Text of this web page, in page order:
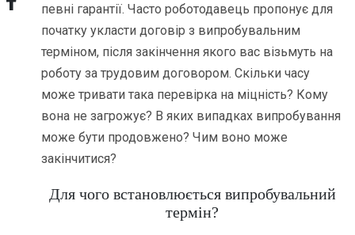
певні гарантії. Часто роботодавець пропонує для
початку укласти договір з випробувальним
терміном, після закінчення якого вас візьмуть на
роботу за трудовим договором. Скільки часу
може тривати така перевірка на міцність? Кому
вона не загрожує? В яких випадках випробування
може бути продовжено? Чим воно може
закінчитися?
Для чого встановлюється випробувальний
термін?